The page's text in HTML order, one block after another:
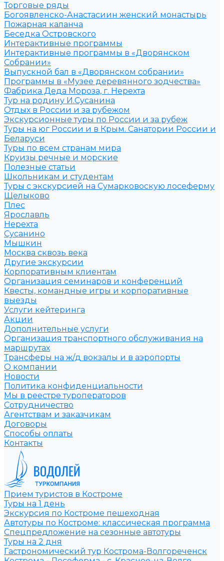
Торговые ряды
Богоявленско-Анастасиин женский монастырь
Пожарная каланча
Беседка Островского
Интерактивные программы
Интерактивные программы в «Дворянском
Собрании»
Выпускной бал в «Дворянском собрании»
Программы в «Музее деревянного зодчества»
Фабрика Деда Мороза, г. Нерехта
Тур на родину И.Сусанина
Отдых в России и за рубежом
Экскурсионные туры по России и за рубеж
Туры на юг России и в Крым. Санатории России и
Беларуси
Туры по всем странам мира
Круизы речные и морские
Полезные статьи
Школьникам и студентам
Туры с экскурсией на Сумарковоскую лосеферму
Щелыково
Плес
Ярославль
Нерехта
Сусанино
Мышкин
Москва сквозь века
Другие экскурсии
Корпоративным клиентам
Организация семинаров и конференций
Квесты, командные игры и корпоративные
выезды
Услуги кейтеринга
Акции
Дополнительные услуги
Организация транспортного обслуживания на
маршрутах
Трансферы на ж/д вокзалы и в аэропорты
О компании
Новости
Политика конфиденциальности
Мы в реестре туроператоров
Сотрудничество
Агентствам и заказчикам
Договоры
Способы оплаты
Контакты
Прием туристов в Костроме
Туры на 1 день
Экскурсия по Костроме пешеходная
Автотуры по Костроме: классическая программа
Спецпредложение на сезонные автотуры
Туры на 2 дня
Гастрономический тур Кострома-Волгореченск